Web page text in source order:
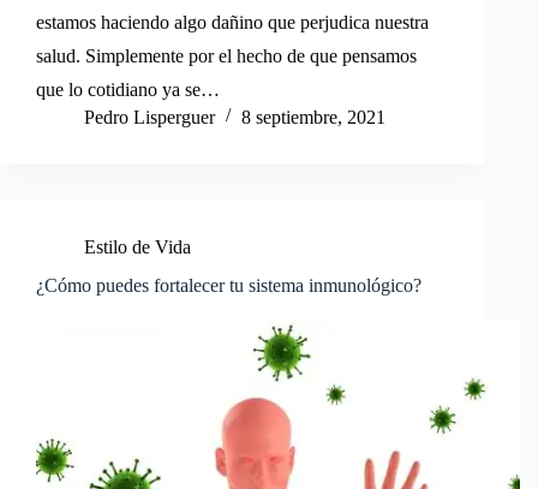
estamos haciendo algo dañino que perjudica nuestra
salud. Simplemente por el hecho de que pensamos
que lo cotidiano ya se…
Pedro Lisperguer
8 septiembre, 2021
Estilo de Vida
¿Cómo puedes fortalecer tu sistema inmunológico?